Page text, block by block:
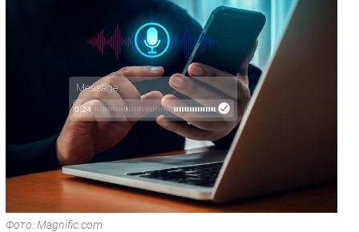
Оборудование
Outsourcing
Регулирование
Финансы
Web
Безопасность
Инновации
Фото: Magnific.com